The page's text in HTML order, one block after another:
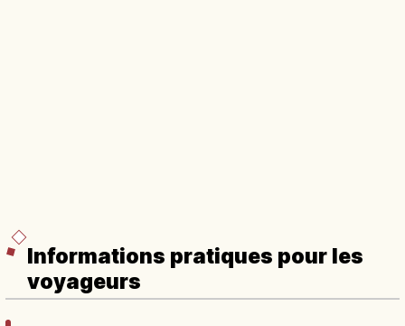
Informations pratiques pour les
voyageurs